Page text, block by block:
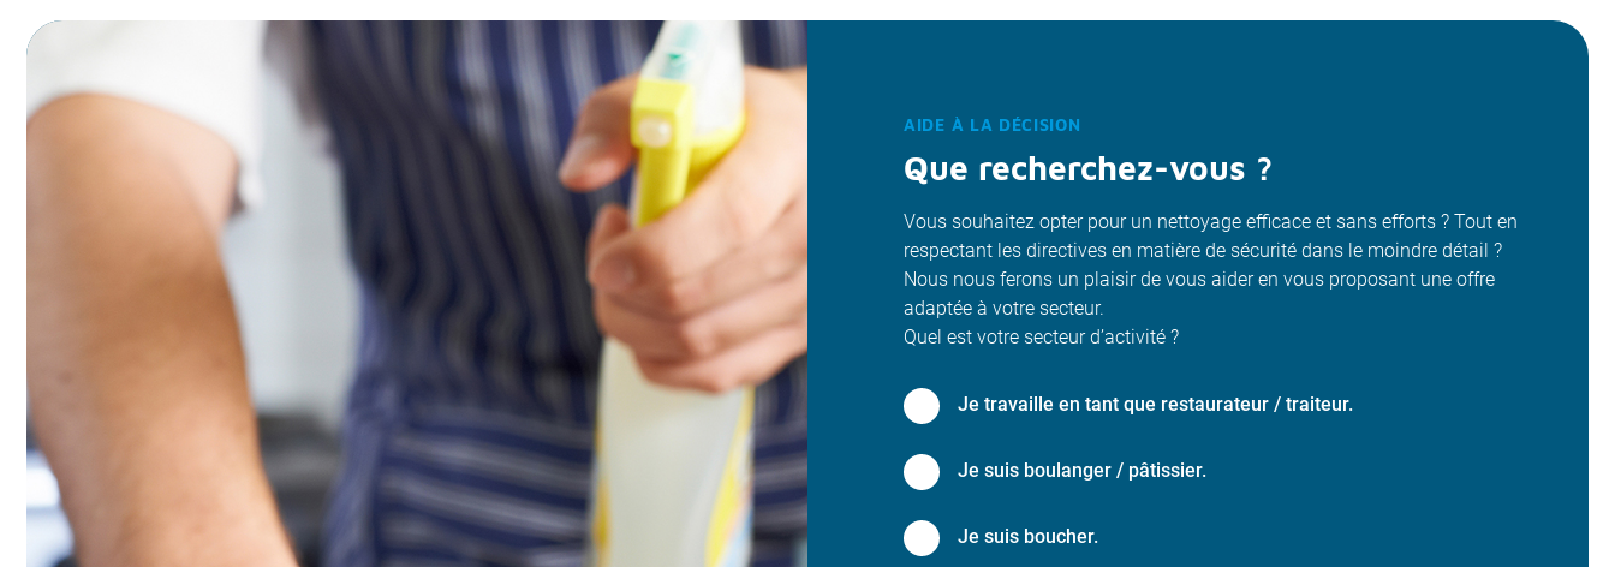
AIDE À LA DÉCISION
Que recherchez-vous ?
Vous souhaitez opter pour un nettoyage efficace et sans efforts ? Tout en
respectant les directives en matière de sécurité dans le moindre détail ?
Nous nous ferons un plaisir de vous aider en vous proposant une offre
adaptée à votre secteur.
Quel est votre secteur d’activité ?
Je travaille en tant que restaurateur / traiteur.
Je suis boulanger / pâtissier.
Je suis boucher.